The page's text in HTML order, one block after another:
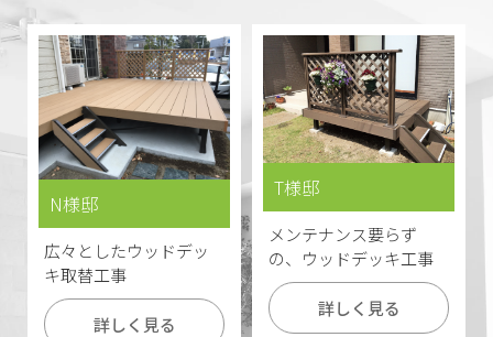
N様邸
広々としたウッドデッ
キ取替工事
詳しく見る
T様邸
メンテナンス要らず
の、ウッドデッキ工事
詳しく見る